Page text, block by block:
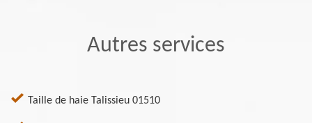
Autres services
Taille de haie Talissieu 01510